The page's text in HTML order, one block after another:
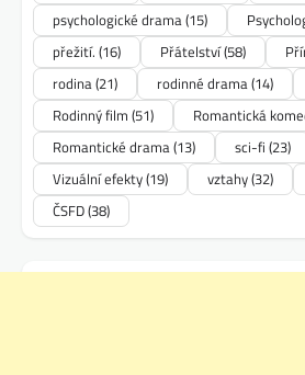
psychologické drama(15)
přežití. (16) Přátelství(58)
rodina(21) rodinné drama(14)
Rodinný film (51) Romantická
Romantické drama(13) sci-fi (23)
Vizuální efekty(19) vztahy(32)
ČSFD(38)